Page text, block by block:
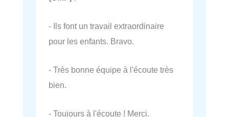
- Ils font un travail extraordinaire
pour les enfants. Bravo.
- Très bonne équipe à l'écoute très
bien.
- Toujours à l'écoute ! Merci.